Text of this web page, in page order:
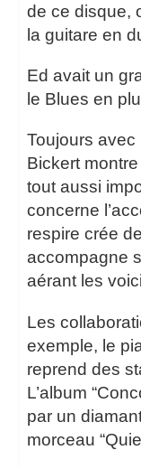
de ce disque,
la guitare en
Ed avait un
le Blues en
Toujours
Bickert
tout aussi
concerne
respire crée
accompagne
aérant les
Les
exemple, le
reprend des
L’album
par un
morceau